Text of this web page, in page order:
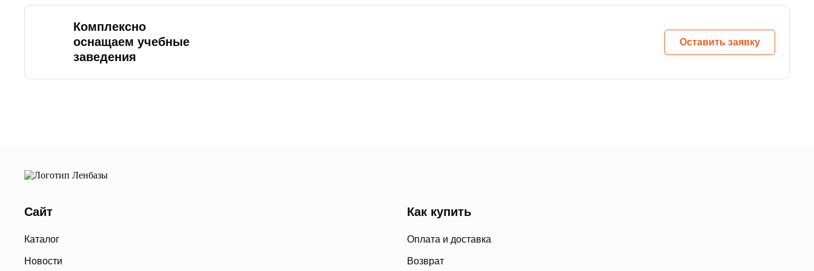
Комплексно
оснащаем учебные
заведения
Оставить заявку
Сайт
Каталог
Новости
Как купить
Оплата и доставка
Возврат